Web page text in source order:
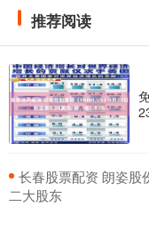
推荐阅读
长春股票配资 朗姿股
二大股东